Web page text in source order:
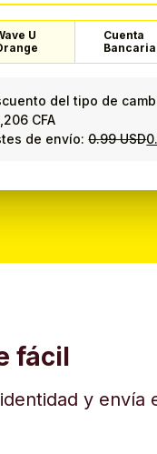
U
Cuenta
Bancaria
del tipo de
CFA
de envío:0.99 USD
fácil
y envía